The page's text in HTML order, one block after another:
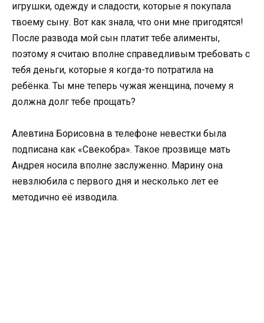
игрушки, одежду и сладости, которые я покупала
твоему сыну. Вот как знала, что они мне пригодятся!
После развода мой сын платит тебе алименты,
поэтому я считаю вполне справедливым требовать с
тебя деньги, которые я когда-то потратила на
ребёнка. Ты мне теперь чужая женщина, почему я
должна долг тебе прощать?
Алевтина Борисовна в телефоне невестки была
подписана как «Свекобра». Такое прозвище мать
Андрея носила вполне заслуженно. Марину она
невзлюбила с первого дня и несколько лет ее
методично её изводила.